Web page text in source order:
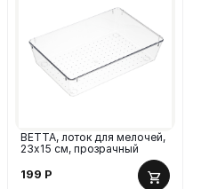
ВЕТТА, лоток для мелочей,
23х15 см, прозрачный
199 Р